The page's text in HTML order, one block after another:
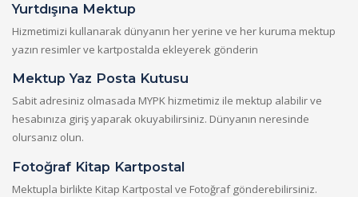
Yurtdışına Mektup
Hizmetimizi kullanarak dünyanın her yerine ve her kuruma mektup
yazın resimler ve kartpostalda ekleyerek gönderin
Mektup Yaz Posta Kutusu
Sabit adresiniz olmasada MYPK hizmetimiz ile mektup alabilir ve
hesabınıza giriş yaparak okuyabilirsiniz. Dünyanın neresinde
olursanız olun.
Fotoğraf Kitap Kartpostal
Mektupla birlikte Kitap Kartpostal ve Fotoğraf gönderebilirsiniz.